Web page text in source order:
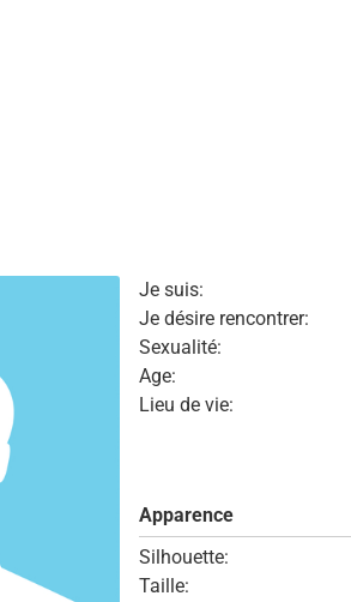
Je suis:
Je désire rencontrer:
Sexualité:
Age:
Lieu de vie:
Apparence
Silhouette:
Taille: